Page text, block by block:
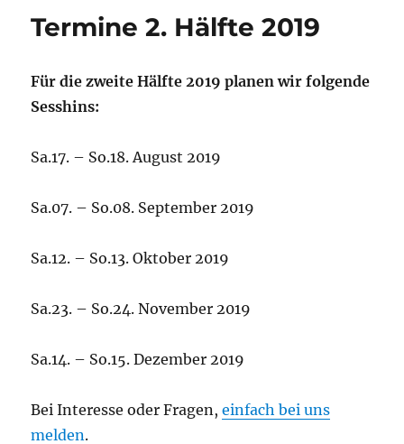
Termine 2. Hälfte 2019
Für die zweite Hälfte 2019 planen wir folgende
Sesshins:
Sa.17. – So.18. August 2019
Sa.07. – So.08. September 2019
Sa.12. – So.13. Oktober 2019
Sa.23. – So.24. November 2019
Sa.14. – So.15. Dezember 2019
Bei Interesse oder Fragen,einfach bei uns
melden.